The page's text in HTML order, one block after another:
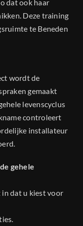
dat ook haar
Deze training
te Beneden
wordt de
gemaakt
levenscyclus
controleert
installateur
gehele
dat u kiest voor